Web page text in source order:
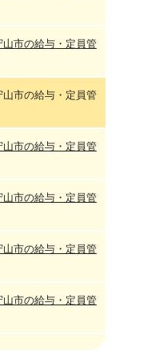
山市の給与・定員管
山市の給与・定員管
山市の給与・定員管
山市の給与・定員管
山市の給与・定員管
山市の給与・定員管